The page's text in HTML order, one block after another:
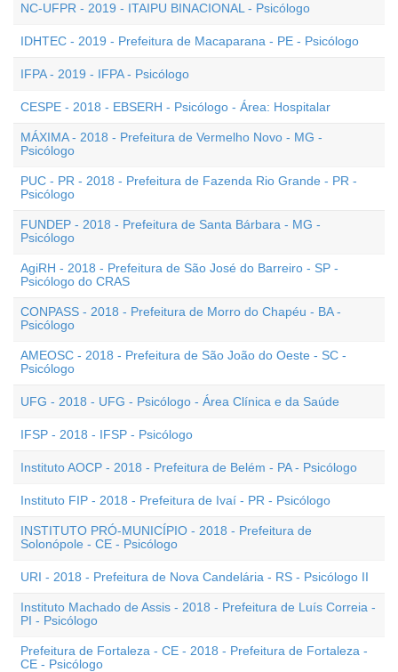
NC-UFPR - 2019 - ITAIPU BINACIONAL - Psicólogo
IDHTEC - 2019 - Prefeitura de Macaparana - PE - Psicólogo
IFPA - 2019 - IFPA - Psicólogo
CESPE - 2018 - EBSERH - Psicólogo - Área: Hospitalar
MÁXIMA - 2018 - Prefeitura de Vermelho Novo - MG -
Psicólogo
PUC - PR - 2018 - Prefeitura de Fazenda Rio Grande - PR -
Psicólogo
FUNDEP - 2018 - Prefeitura de Santa Bárbara - MG -
Psicólogo
AgiRH - 2018 - Prefeitura de São José do Barreiro - SP -
Psicólogo do CRAS
CONPASS - 2018 - Prefeitura de Morro do Chapéu - BA -
Psicólogo
AMEOSC - 2018 - Prefeitura de São João do Oeste - SC -
Psicólogo
UFG - 2018 - UFG - Psicólogo - Área Clínica e da Saúde
IFSP - 2018 - IFSP - Psicólogo
Instituto AOCP - 2018 - Prefeitura de Belém - PA - Psicólogo
Instituto FIP - 2018 - Prefeitura de Ivaí - PR - Psicólogo
INSTITUTO PRÓ-MUNICÍPIO - 2018 - Prefeitura de
Solonópole - CE - Psicólogo
URI - 2018 - Prefeitura de Nova Candelária - RS - Psicólogo II
Instituto Machado de Assis - 2018 - Prefeitura de Luís Correia -
PI - Psicólogo
Prefeitura de Fortaleza - CE - 2018 - Prefeitura de Fortaleza -
CE - Psicólogo